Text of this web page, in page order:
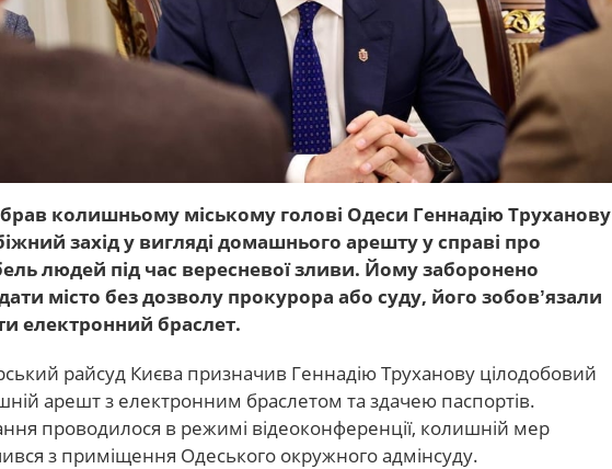
колишньому міському голові Одеси Геннадію Труханову
захід у вигляді домашнього арешту у справі про
людей під час вересневої зливи. Йому заборонено
місто без дозволу прокурора або суду, його зобовʼязали
електронний браслет.
райсуд Києва призначив Геннадію Труханову цілодобовий
арешт з електронним браслетом та здачею паспортів.
проводилося в режимі відеоконференції, колишній мер
з приміщення Одеського окружного адмінсуду.